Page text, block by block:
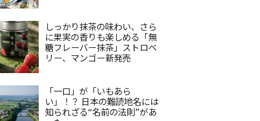
しっかり抹茶の味わい、さら
に果実の香りも楽しめる「無
糖フレーバー抹茶」ストロベ
リー、マンゴー新発売
「一口」が「いもあら
い」！？ 日本の難読地名には
知られざる“名前の法則”があ